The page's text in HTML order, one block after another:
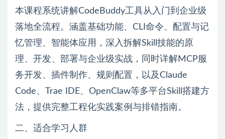
本课程系统讲解CodeBuddy工具从入门到企业级
落地全流程。涵盖基础功能、CLI命令、配置与记
忆管理、智能体应用，深入拆解Skill技能的原
理、开发、部署与企业级实战，同时详解MCP服
务开发、插件制作、规则配置，以及Claude
Code、Trae IDE、OpenClaw等多平台Skill搭建方
法，提供完整工程化实践案例与排错指南。
二、适合学习人群